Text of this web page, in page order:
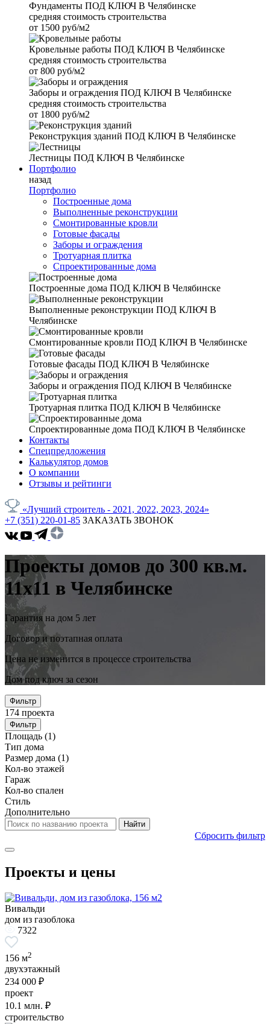
Фундаменты ПОД КЛЮЧ В Челябинске
средняя стоимость строительства
от 1500 руб/м2
Кровельные работы ПОД КЛЮЧ В Челябинске
средняя стоимость строительства
от 800 руб/м2
Заборы и ограждения ПОД КЛЮЧ В Челябинске
средняя стоимость строительства
от 1800 руб/м2
Реконструкция зданий ПОД КЛЮЧ В Челябинске
Лестницы ПОД КЛЮЧ В Челябинске
Портфолио
назад
Портфолио
Построенные дома
Выполненные реконструкции
Смонтированные кровли
Готовые фасады
Заборы и ограждения
Тротуарная плитка
Спроектированные дома
Построенные дома ПОД КЛЮЧ В Челябинске
Выполненные реконструкции ПОД КЛЮЧ В
Челябинске
Смонтированные кровли ПОД КЛЮЧ В Челябинске
Готовые фасады ПОД КЛЮЧ В Челябинске
Заборы и ограждения ПОД КЛЮЧ В Челябинске
Тротуарная плитка ПОД КЛЮЧ В Челябинске
Спроектированные дома ПОД КЛЮЧ В Челябинске
Контакты
Спецпредложения
Калькулятор домов
О компании
Отзывы и рейтинги
«Лучший строитель - 2021, 2022, 2023, 2024»
+7 (351) 220-01-85 ЗАКАЗАТЬ ЗВОНОК
Проекты домов до 300 кв.м.
11x11 в Челябинске
Гарантия на дом 5 лет
Договор и поэтапная оплата
Цена не изменится в процессе строительства
Дом под ключ за сезон
Фильтр
174 проекта
Фильтр
Площадь (1)
Тип дома
Размер дома (1)
Кол-во этажей
Гараж
Кол-во спален
Стиль
Дополнительно
Сбросить фильтр
Проекты и цены
Вивальди
дом из газоблока
7322
156 м2
двухэтажный
234 000 ₽
проект
10.1 млн. ₽
строительство